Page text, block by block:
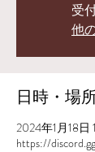
受
他
日時・場
2024年1月18日
https://